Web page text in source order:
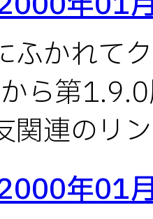
ふかれて
ら第
関連のリ
年01